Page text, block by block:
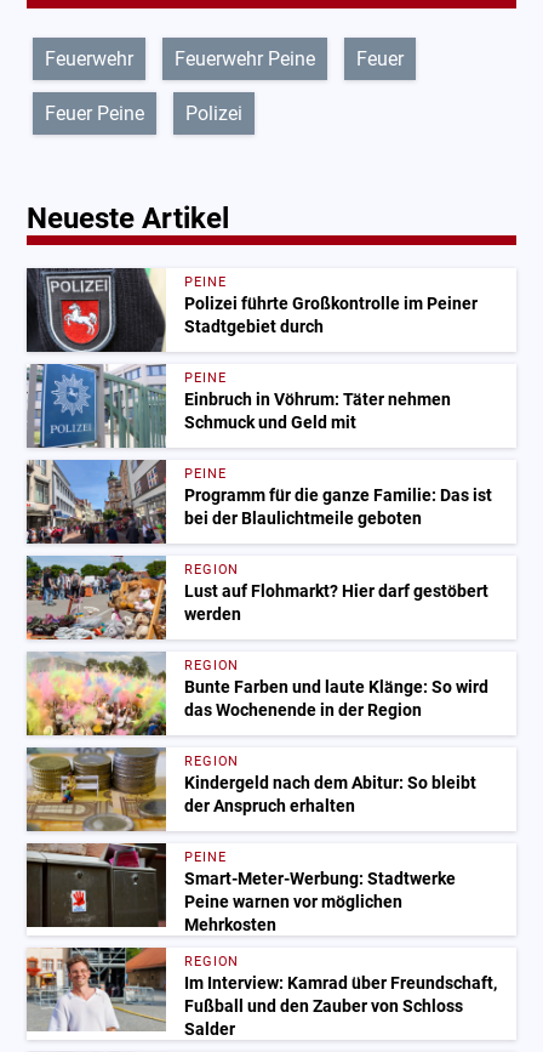
Feuerwehr Feuerwehr Peine Feuer
Feuer Peine Polizei
Neueste Artikel
PEINE
Polizei führte Großkontrolle im Peiner
Stadtgebiet durch
PEINE
Einbruch in Vöhrum: Täter nehmen
Schmuck und Geld mit
PEINE
Programm für die ganze Familie: Das ist
bei der Blaulichtmeile geboten
REGION
Lust auf Flohmarkt? Hier darf gestöbert
werden
REGION
Bunte Farben und laute Klänge: So wird
das Wochenende in der Region
REGION
Kindergeld nach dem Abitur: So bleibt
der Anspruch erhalten
PEINE
Smart-Meter-Werbung: Stadtwerke
Peine warnen vor möglichen
Mehrkosten
REGION
Im Interview: Kamrad über Freundschaft,
Fußball und den Zauber von Schloss
Salder